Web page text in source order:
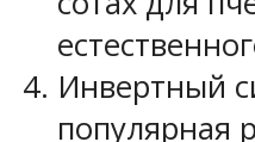
Инвертный
популярная